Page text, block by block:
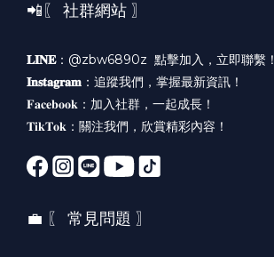
📲〖 社群網站 〗
𝐋𝐈𝐍𝐄：@zbw6890z 點擊加入，立即聯繫！
𝐈𝐧𝐬𝐭𝐚𝐠𝐫𝐚𝐦 ： 追蹤我們，掌握最新資訊！
𝐅𝐚𝐜𝐞𝐛𝐨𝐨𝐤： 加入社群，一起成長！
𝐓𝐢𝐤𝐓𝐨𝐤： 關注我們，欣賞精彩內容！
💼 〖 常見問題 〗